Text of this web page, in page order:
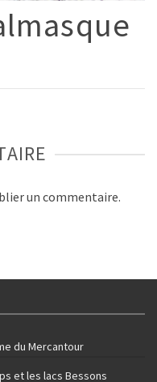
un commentaire.
du Mercantour
et les lacs Bessons